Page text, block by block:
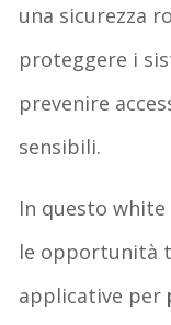
una sicurezza
proteggere i
prevenire
sensibili.
In questo
le opportunità
applicative per